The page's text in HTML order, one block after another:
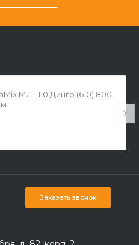
МЛ-1110 Динго (610) 800
Заказать звонок